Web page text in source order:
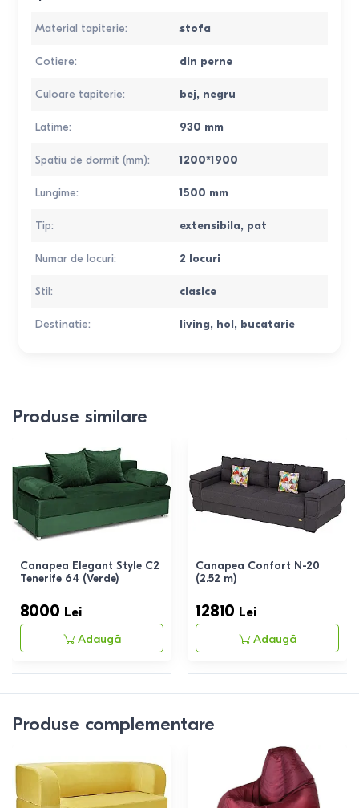
Material tapiterie: stofa
Cotiere: din perne
Culoare tapiterie: bej, negru
Latime: 930 mm
Spatiu de dormit (mm): 1200*1900
Lungime: 1500 mm
Tip: extensibila, pat
Numar de locuri: 2 locuri
Stil: clasice
Destinatie: living, hol, bucatarie
Produse similare
Canapea Elegant Style C2
Tenerife 64 (Verde)
8000 Lei
Adaugă
Canapea Confort N-20
(2.52 m)
12810 Lei
Adaugă
Produse complementare